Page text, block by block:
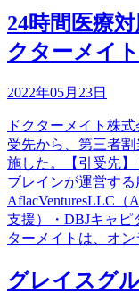
24時間医療
クターメイ
2022年05月23日
ドクターメイト株
受先から、第三者
施した。【引受先】
ブレインが運営す
AflacVenturesLLC（
支援）・DBJキャピ
ターメイトは、オ
グレイスグ